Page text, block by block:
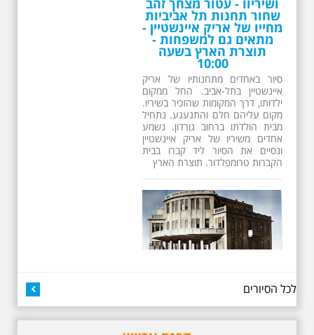
ושיריוו - עטור מצחך זהב
שחור תחנות תל אביביות
מחייו של אריק איינשטיין -
מתאים גם למשפחות -
תוצרת הארץ בשעה
10:00
סיור באחדים מתחנותיו של אריק
איינשטיין בתל-אביב. החל ממקום
ילדותו, דרך המקומות שהזכיר בשיריו.
מקום עליהם חלם והתגעגע. נתחיל
מבית הולדתו ברחוב גורדון. נשמע
אחדים משיריו של אריק איינשטיין
ונסיים את הסיור ליד קברו בבית
הקברות טרומפלדור. תוצרת הארץ
כשביאליק פוגש את
בשעה 16:00
לכל הסיורים